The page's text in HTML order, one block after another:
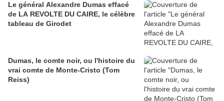
Le général Alexandre Dumas effacé
de LA REVOLTE DU CAIRE, le célèbre
tableau de Girodet
Dumas, le comte noir, ou l'histoire du
vrai comte de Monte-Cristo (Tom
Reiss)